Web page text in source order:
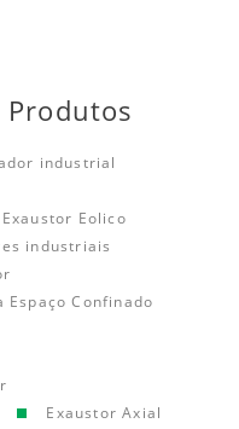
industrial
Exaustor Eolico
industriais
Confinado
Exaustor Axial